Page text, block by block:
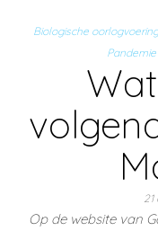
Biologische oorlogvoering
Pandemie
Op de website van